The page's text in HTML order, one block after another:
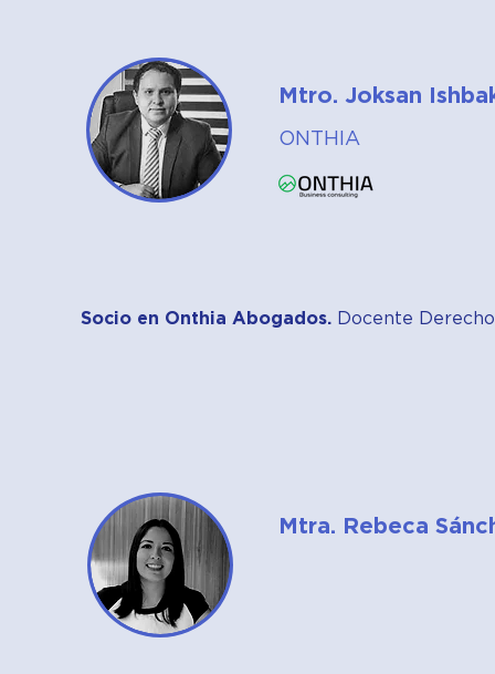
Mtro. Joksan
ONTHIA
Socio en Onthia Abogados. Docente
Mtra. Rebeca